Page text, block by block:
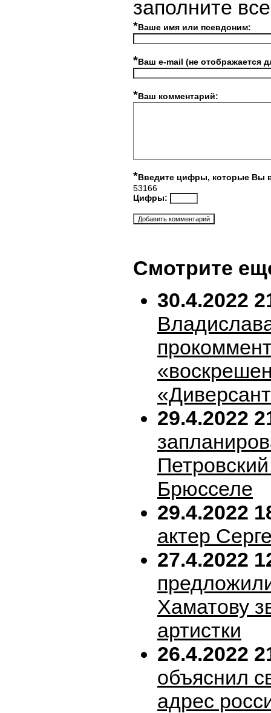
заполните
*Ваше имя или псевдоним:
*Ваш e-mail (не отображается
*Ваш комментарий:
*Введите цифры, которые Вы
53166
Цифры:
Смотрите
30.4.2022
29.4.2022
Брюсселе
29.4.2022
актер
27.4.2022
Хаматову
артистки
26.4.2022
объяснил
адрес